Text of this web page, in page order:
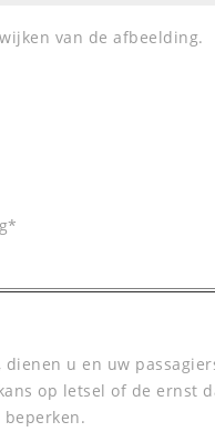
van de afbeelding.
u en uw
op letsel of de ernst